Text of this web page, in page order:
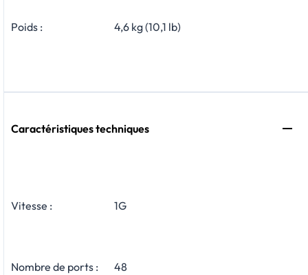
Poids : 4,6 kg (10,1 lb)
Caractéristiques techniques
Vitesse : 1G
Nombre de ports : 48